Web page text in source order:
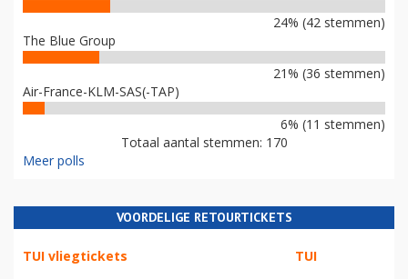
24% (42 stemmen)
The Blue Group
21% (36 stemmen)
Air-France-KLM-SAS(-TAP)
6% (11 stemmen)
Totaal aantal stemmen: 170
Meer polls
VOORDELIGE RETOURTICKETS
TUI vliegtickets TUI